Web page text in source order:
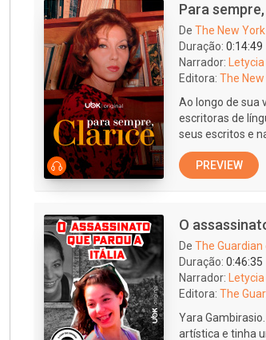
Para
De The New
Duração: 0:14:49
Narrador:
Editora: The
Ao longo de sua
escritoras de
seus escritos e
PREVIEW
O
De The Guardian
Duração: 0:46:35
Narrador:
Editora: The
Yara
artística e tinha